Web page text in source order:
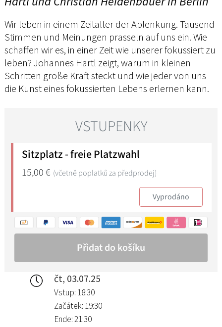
Wir leben in einem Zeitalter der Ablenkung. Tausend
Stimmen und Meinungen prasseln auf uns ein. Wie
schaffen wir es, in einer Zeit wie unserer fokussiert zu
leben? Johannes Hartl zeigt, warum in kleinen
Schritten große Kraft steckt und wie jeder von uns
die Kunst eines fokussierten Lebens erlernen kann.
čt, 03.07.25
Vstup: 18:30
Začátek: 19:30
Ende: 21:30